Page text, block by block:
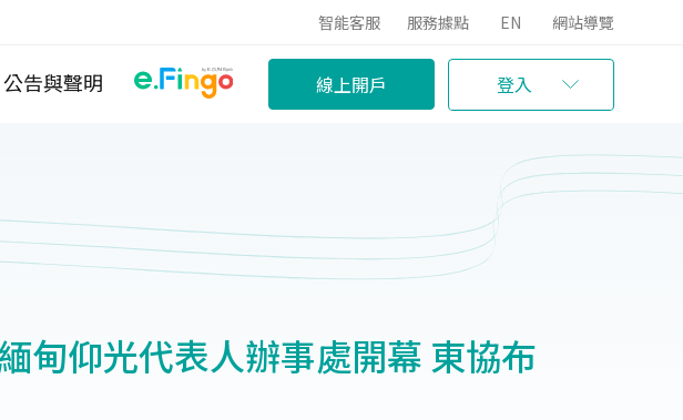
智能客服 服務據點 EN 網站導覽
公告與聲明 線上開戶 登入
甸仰光代表人辦事處開幕 東協布